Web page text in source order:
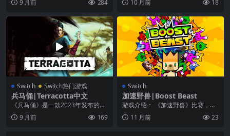
易，点击屏幕摆布砍树，...
9 月前 284
将在游戏里控制一个...
10 月前 18
Switch Switch热门游戏
兵马俑|Terracotta中文
《兵马俑》是一款2023年发布的动
作冒险游戏。 地下陵墓中的黑暗中
有什么东西在动...
9 月前 169
Switch
加速野兽|Boost Beast
游戏介绍： 《加速野兽》比赛，清
除并召唤！任天堂Switch上现在有
一款Beat...
11 月前 23